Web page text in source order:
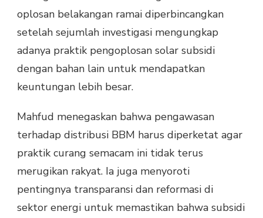
oplosan belakangan ramai diperbincangkan
setelah sejumlah investigasi mengungkap
adanya praktik pengoplosan solar subsidi
dengan bahan lain untuk mendapatkan
keuntungan lebih besar.
Mahfud menegaskan bahwa pengawasan
terhadap distribusi BBM harus diperketat agar
praktik curang semacam ini tidak terus
merugikan rakyat. Ia juga menyoroti
pentingnya transparansi dan reformasi di
sektor energi untuk memastikan bahwa subsidi